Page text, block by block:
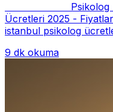
Psikolog
Ücretleri 2025 -
istanbul psikolog
9 dk okuma